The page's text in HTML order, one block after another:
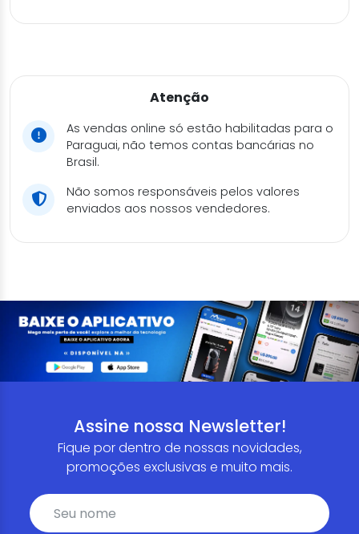
Atenção
As vendas online só estão habilitadas para o
Paraguai, não temos contas bancárias no
Brasil.
Não somos responsáveis pelos valores
enviados aos nossos vendedores.
Assine nossa Newsletter!
Fique por dentro de nossas novidades,
promoções exclusivas e muito mais.